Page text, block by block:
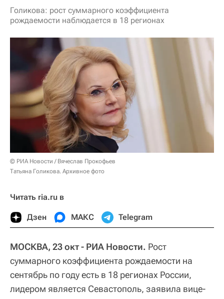
Голикова: рост суммарного коэффициента
рождаемости наблюдается в 18 регионах
© РИА Новости / Вячеслав Прокофьев
Татьяна Голикова. Архивное фото
Читать ria.ru в
Дзен МАКС Telegram
МОСКВА, 23 окт - РИА Новости. Рост
суммарного коэффициента рождаемости на
сентябрь по году есть в 18 регионах России,
лидером является Севастополь, заявила вице-